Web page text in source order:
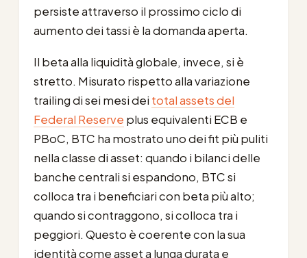
persiste attraverso il prossimo ciclo di
aumento dei tassi è la domanda aperta.
Il beta alla liquidità globale, invece, si è
stretto. Misurato rispetto alla variazione
trailing di sei mesi dei total assets del
Federal Reserve plus equivalenti ECB e
PBoC, BTC ha mostrato uno dei fit più puliti
nella classe di asset: quando i bilanci delle
banche centrali si espandono, BTC si
colloca tra i beneficiari con beta più alto;
quando si contraggono, si colloca tra i
peggiori. Questo è coerente con la sua
identità come asset a lunga durata e